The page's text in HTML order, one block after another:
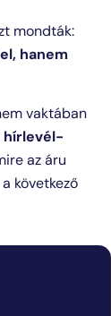
mondták:
hanem
vaktában
hírlevél-
az áru
következő